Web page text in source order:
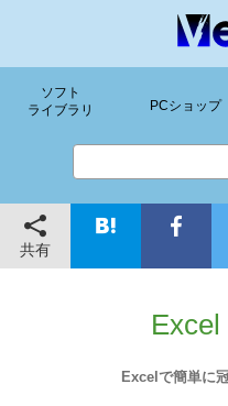
ソフト
ライブラリ
PCショップ
共有
Excelで簡単に